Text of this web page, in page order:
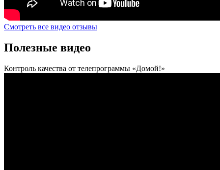
Смотреть все видео отзывы
Полезные видео
Контроль качества от телепрограммы «Домой!»